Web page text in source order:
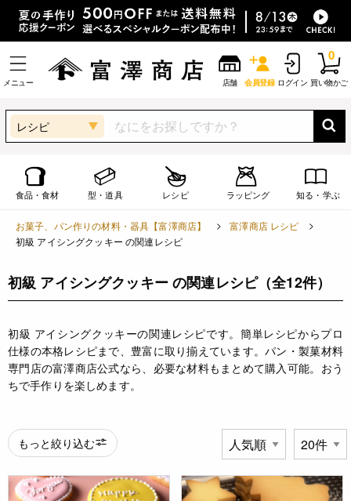
メニュー 店舗 会員登録 ログイン 買い物かご
0
レシピ
食品・食材 型・道具 レシピ ラッピング 知る・学ぶ
お菓子、パン作りの材料・器具【富澤商店】
富澤商店 レシピ
初級 アイシングクッキー の関連レシピ
初級 アイシングクッキー の関連レシピ（全12件）
初級 アイシングクッキーの関連レシピです。簡単レシピからプロ
仕様の本格レシピまで、豊富に取り揃えています。パン・製菓材料
専門店の富澤商店公式なら、必要な材料もまとめて購入可能。おう
ちで手作りを楽しめます。
もっと絞り込む